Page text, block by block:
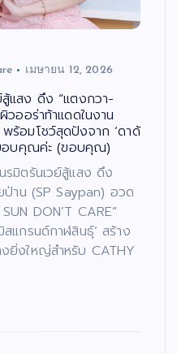
เมษายน 12, 2026
สู้แสง ดึง “แตงกวา-
ออร่าท้าแดดในงาน
พร้อมโชว์สุดปังจาก ‘ดาด้
อบคุณค่ะ (ขอบคุณ)
รมิตรันเวย์สู้แสง ดึง
ป่าน (SP Saypan) อวด
DON’T CARE”
แกรนด์กาฬสินธุ์’ สร้าง
ยิ่งใหญ่สำหรับ CATHY